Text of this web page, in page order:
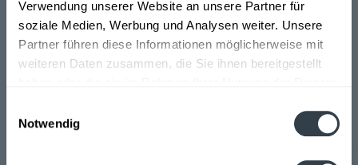
Verwendung unserer Website an unsere Partner für
soziale Medien, Werbung und Analysen weiter. Unsere
Partner führen diese Informationen möglicherweise mit
weiteren Daten zusammen, die Sie ihnen bereitgestellt
Notwendig